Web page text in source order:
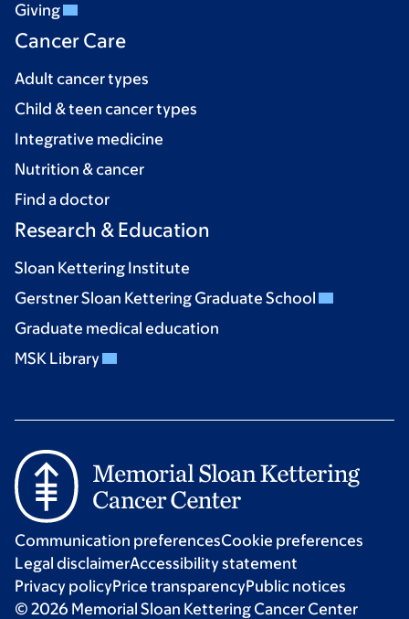
Giving
Cancer Care
Adult cancer types
Child & teen cancer types
Integrative medicine
Nutrition & cancer
Find a doctor
Research & Education
Sloan Kettering Institute
Gerstner Sloan Kettering Graduate School
Graduate medical education
MSK Library
Communication preferencesCookie preferences
Legal disclaimerAccessibility statement
Privacy policyPrice transparencyPublic notices
© 2026 Memorial Sloan Kettering Cancer Center